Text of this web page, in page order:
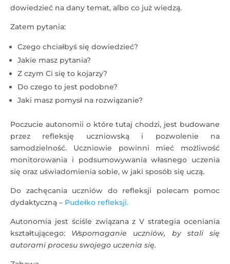
dowiedzieć na dany temat, albo co już wiedzą.
Zatem pytania:
Czego chciałbyś się dowiedzieć?
Jakie masz pytania?
Z czym Ci się to kojarzy?
Do czego to jest podobne?
Jaki masz pomysł na rozwiązanie?
Poczucie autonomii o które tutaj chodzi, jest budowane
przez refleksję uczniowską i pozwolenie na
samodzielność. Uczniowie powinni mieć możliwość
monitorowania i podsumowywania własnego uczenia
się oraz uświadomienia sobie, w jaki sposób się uczą.
Do zachęcania uczniów do refleksji polecam pomoc
dydaktyczną – Pudełko refleksji.
Autonomia jest ściśle związana z V strategia oceniania
kształtującego: Wspomaganie uczniów, by stali się
autorami procesu swojego uczenia się.